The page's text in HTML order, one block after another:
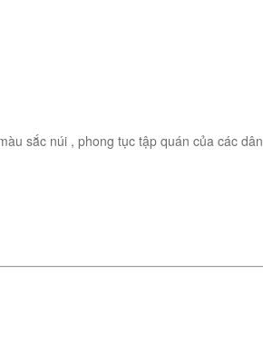
sắc núi , phong tục tập quán của các